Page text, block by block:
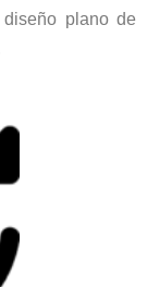
plano de